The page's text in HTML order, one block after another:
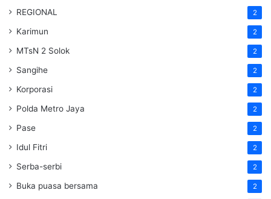
REGIONAL 2
Karimun 2
MTsN 2 Solok 2
Sangihe 2
Korporasi 2
Polda Metro Jaya 2
Pase 2
Idul Fitri 2
Serba-serbi 2
Buka puasa bersama 2